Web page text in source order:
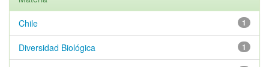
1
Chile
1
Diversidad Biológica